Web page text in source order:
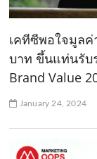
เคทีซีพอใจมูลค่
บาท ขึ้นแท่นรับ
Brand Value
January 24, 2024